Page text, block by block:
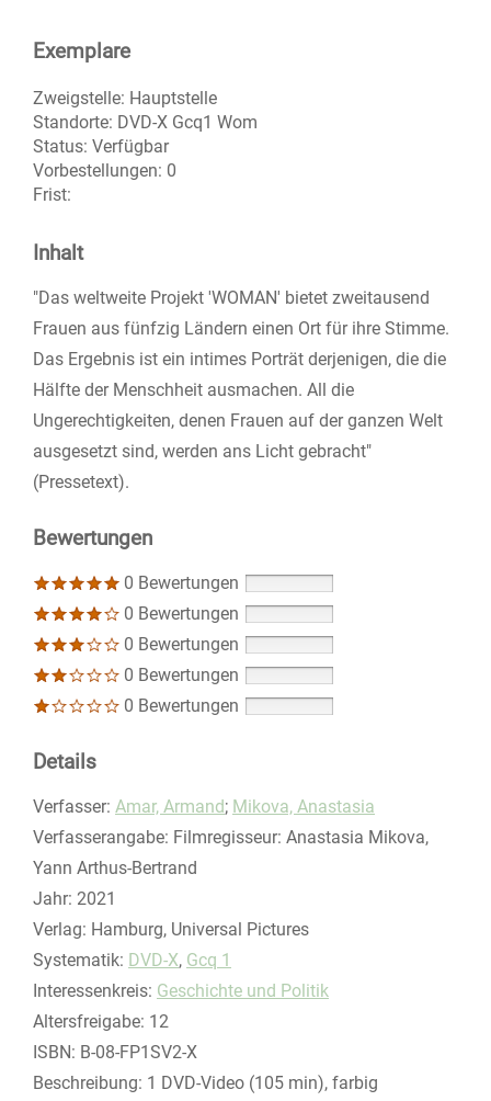
Exemplare
Zweigstelle: Hauptstelle
Standorte: DVD-X Gcq1 Wom
Status: Verfügbar
Vorbestellungen: 0
Frist:
Inhalt
"Das weltweite Projekt 'WOMAN' bietet zweitausend
Frauen aus fünfzig Ländern einen Ort für ihre Stimme.
Das Ergebnis ist ein intimes Porträt derjenigen, die die
Hälfte der Menschheit ausmachen. All die
Ungerechtigkeiten, denen Frauen auf der ganzen Welt
ausgesetzt sind, werden ans Licht gebracht"
(Pressetext).
Bewertungen
0 Bewertungen
0 Bewertungen
0 Bewertungen
0 Bewertungen
0 Bewertungen
Details
Verfasser: Suche nach diesem Verfasser
Amar, Armand; Mikova, Anastasia
Verfasserangabe: Filmregisseur: Anastasia Mikova,
Yann Arthus-Bertrand
Jahr: 2021
Verlag: Hamburg, Universal Pictures
opens in new tab
Diesen Link in neuem Tab öffnen
Systematik: Suche nach dieser Systematik
DVD-X, Gcq 1
Interessenkreis: Suche nach diesem Interessenskreis
Geschichte und Politik
Altersfreigabe: 12
ISBN: B-08-FP1SV2-X
Beschreibung: 1 DVD-Video (105 min), farbig